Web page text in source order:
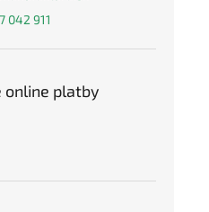
042 911
online platby